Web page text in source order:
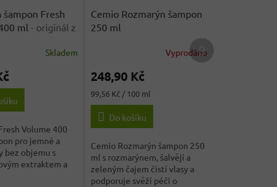
šampon Fresh
ml - originál z
Skladem
Volume 400
pro jemné a
bez objemu s
extraktem a
Cemio Rozmarýn šampon
250 ml
Vyprodáno
248,90 Kč
Měrná
cena:
99,56 Kč / 100 ml
Do košíku
Cemio Rozmarýn šampon 250
ml s rozmarýnem, šalvějí a
zeleným čajem čistí vlasy a
podporuje svěží péči o
produkt